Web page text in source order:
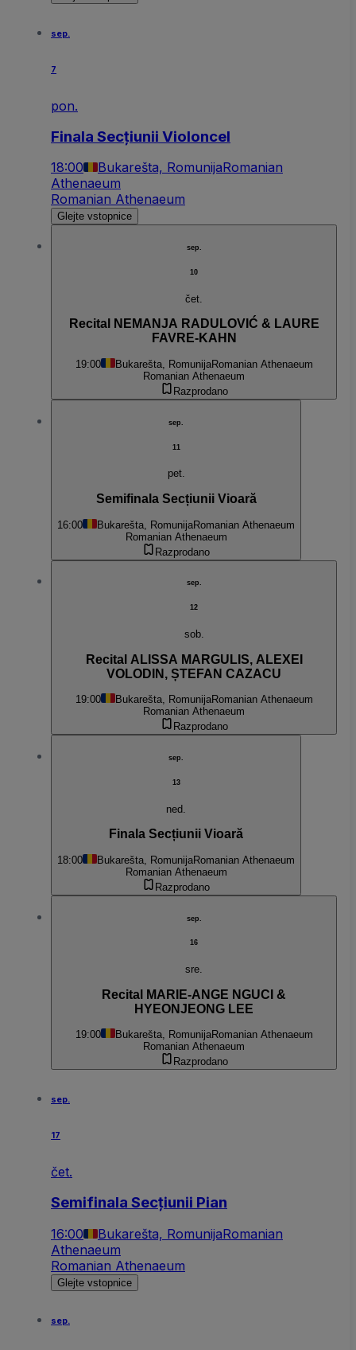
sep.
7
pon.
Finala Secțiunii Violoncel
18:00 Bukarešta, RomunijaRomanian
Athenaeum
Romanian Athenaeum
Glejte vstopnice
sep.
10
čet.
Recital NEMANJA RADULOVIĆ & LAURE
FAVRE-KAHN
19:00 Bukarešta, RomunijaRomanian Athenaeum
Romanian Athenaeum
Razprodano
sep.
11
pet.
Semifinala Secțiunii Vioară
16:00 Bukarešta, RomunijaRomanian Athenaeum
Romanian Athenaeum
Razprodano
sep.
12
sob.
Recital ALISSA MARGULIS, ALEXEI
VOLODIN, ȘTEFAN CAZACU
19:00 Bukarešta, RomunijaRomanian Athenaeum
Romanian Athenaeum
Razprodano
sep.
13
ned.
Finala Secțiunii Vioară
18:00 Bukarešta, RomunijaRomanian Athenaeum
Romanian Athenaeum
Razprodano
sep.
16
sre.
Recital MARIE-ANGE NGUCI &
HYEONJEONG LEE
19:00 Bukarešta, RomunijaRomanian Athenaeum
Romanian Athenaeum
Razprodano
sep.
17
čet.
Semifinala Secțiunii Pian
16:00 Bukarešta, RomunijaRomanian
Athenaeum
Romanian Athenaeum
Glejte vstopnice
sep.